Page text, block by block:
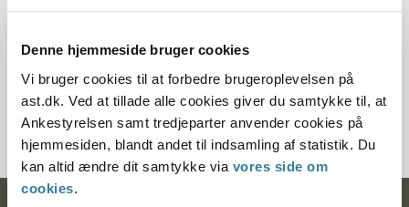
Denne hjemmeside bruger cookies
Vi bruger cookies til at forbedre brugeroplevelsen på
ast.dk. Ved at tillade alle cookies giver du samtykke til, at
Ankestyrelsen samt tredjeparter anvender cookies på
hjemmesiden, blandt andet til indsamling af statistik. Du
kan altid ændre dit samtykke via vores side om
cookies.
Journalnummer